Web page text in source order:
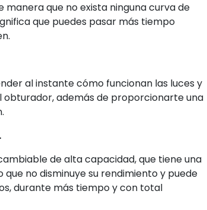
manera que no exista ninguna curva de
que puedes pasar más tiempo
al instante cómo funcionan las luces y
obturador, además de proporcionarte una
de alta capacidad, que tiene una
no disminuye su rendimiento y puede
durante más tiempo y con total